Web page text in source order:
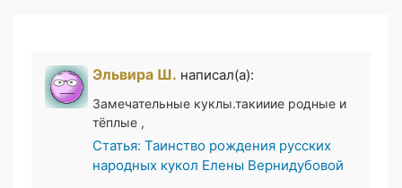
Эльвира Ш. написал(а):
Замечательные куклы.такииие родные и
тёплые ,
Статья: Таинство рождения русских
народных кукол Елены Вернидубовой